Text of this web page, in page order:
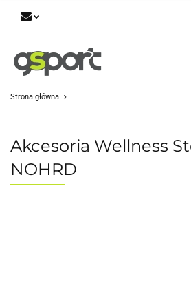
Strona główna
Akcesoria Wellness
NOHRD